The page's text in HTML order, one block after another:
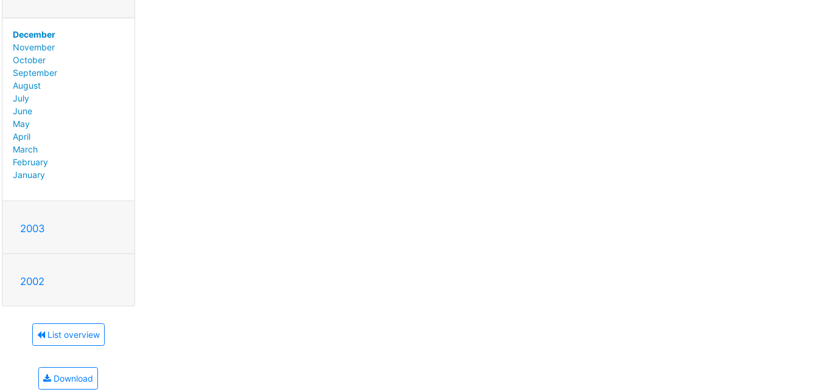
December
November
October
September
August
July
June
May
April
March
February
January
2003
2002
List overview
Download